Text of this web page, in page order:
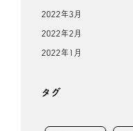
2022年3月
2022年2月
2022年1月
タグ